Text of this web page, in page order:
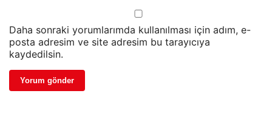
Daha sonraki yorumlarımda kullanılması için adım, e-
posta adresim ve site adresim bu tarayıcıya
kaydedilsin.